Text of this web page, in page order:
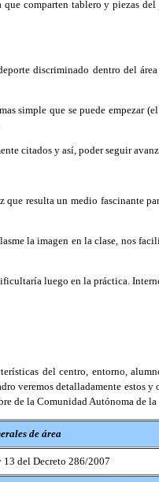
comparten tablero y piezas
discriminado dentro del
simple que se puede empezar
citados y así, poder seguir
resulta un medio fascinante
la imagen en la clase, nos
luego en la práctica.
del centro, entorno,
veremos detalladamente estos
de la Comunidad Autónoma de
de área
del Decreto 286/2007